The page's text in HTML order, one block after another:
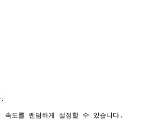
.
도를 랜덤하게 설정할 수 있습니다.